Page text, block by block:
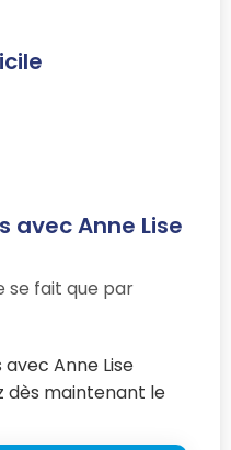
avec Anne Lise
se fait que par
Anne Lise
dès maintenant le